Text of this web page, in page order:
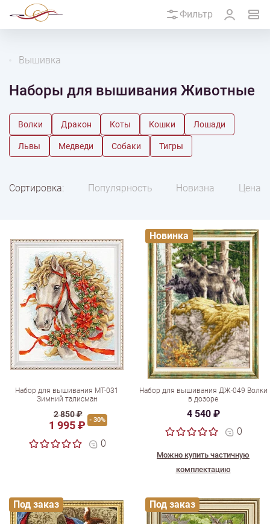
Фильтр
Вышивка
Наборы для вышивания Животные
Волки Дракон Коты Кошки Лошади
Львы Медведи Собаки Тигры
Сортировка: Популярность Новизна Цена
Набор для вышивания МТ-031
Зимний талисман
2 850 ₽
1 995 ₽ - 30%
0
Набор для вышивания ДЖ-049 Волки
в дозоре
4 540 ₽
0
Можно купить частичную
комплектацию
Новинка
Под заказ Под заказ